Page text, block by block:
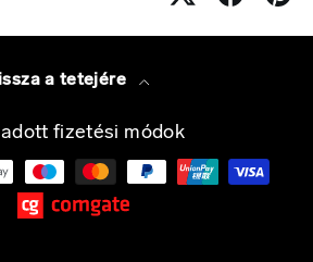
a tetejére
fizetési módok